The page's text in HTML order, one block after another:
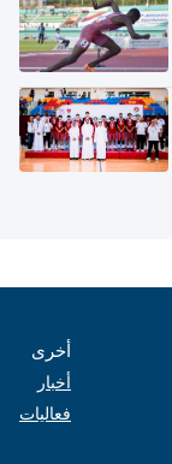
أخرى
أخبار
فعاليات